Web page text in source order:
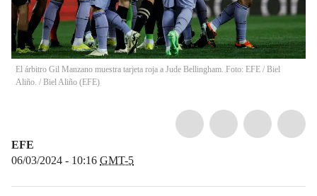
El árbitro Gil Manzano muestra tarjeta roja a Jude Bellingham. Foto: EFE / Biel
Aliño. / Biel Aliño (EFE)
EFE
06/03/2024 - 10:16 GMT-5